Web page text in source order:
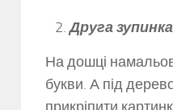
Друга зупинка
На дошці
букви. А під